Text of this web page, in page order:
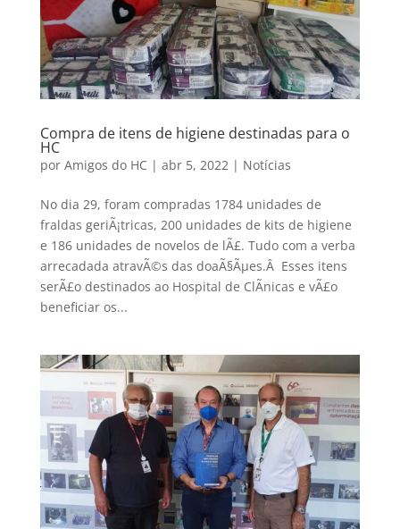
Compra de itens de higiene destinadas para o
HC
por Amigos do HC | abr 5, 2022 | Notícias
No dia 29, foram compradas 1784 unidades de
fraldas geriÃ¡tricas, 200 unidades de kits de higiene
e 186 unidades de novelos de lÃ£. Tudo com a verba
arrecadada atravÃ©s das doaÃ§Ãµes.Â Esses itens
serÃ£o destinados ao Hospital de ClÃ­nicas e vÃ£o
beneficiar os...